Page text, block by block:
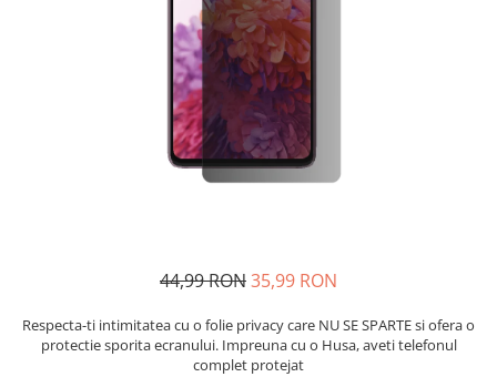
44,99 RON35,99 RON
Respecta-ti intimitatea cu o folie privacy care NU SE SPARTE si ofera o
protectie sporita ecranului. Impreuna cu o Husa, aveti telefonul
complet protejat